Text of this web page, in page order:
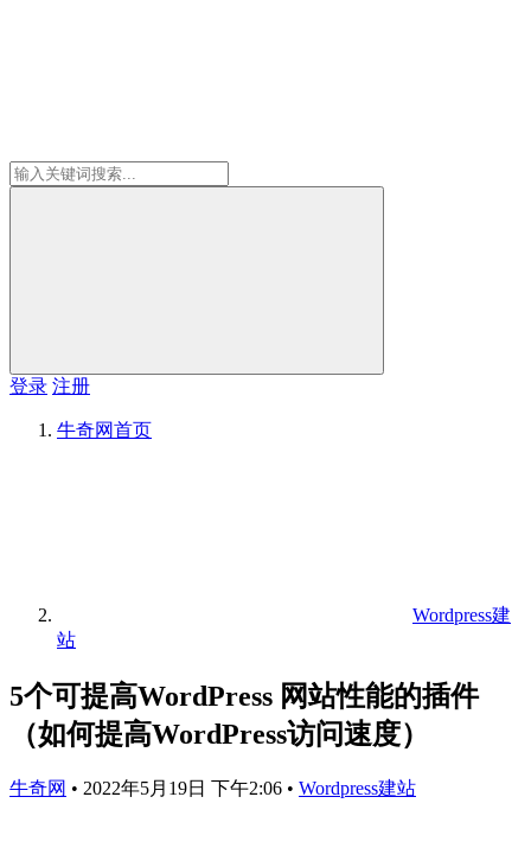
登录 注册
牛奇网首页
Wordpress建
站
5个可提高WordPress 网站性能的插件
（如何提高WordPress访问速度）
牛奇网 • 2022年5月19日 下午2:06 • Wordpress建站